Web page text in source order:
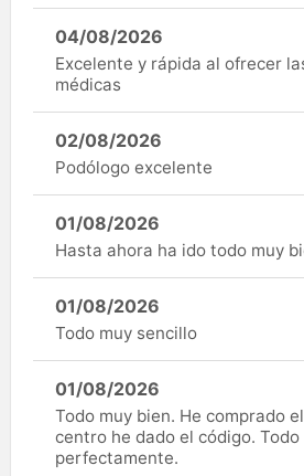
04/08/2026
Excelente y rápida al ofrecer
médicas
02/08/2026
Podólogo excelente
01/08/2026
Hasta ahora ha ido todo muy
01/08/2026
Todo muy sencillo
01/08/2026
Todo muy bien. He comprado
centro he dado el código.
perfectamente.